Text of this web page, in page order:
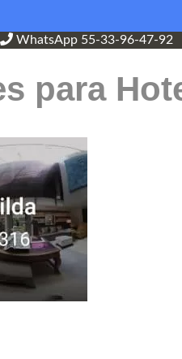
WhatsApp 55-33-96-47-92
para